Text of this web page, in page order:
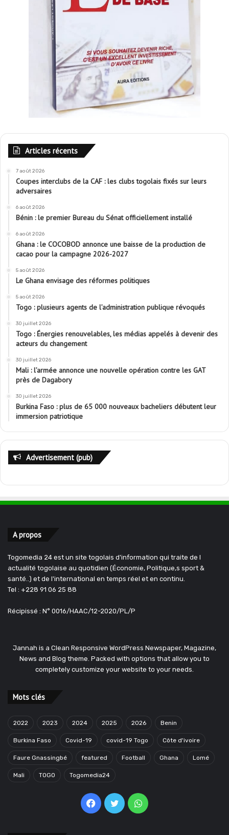
Articles récents
7 août 2026
Coupes interclubs de la CAF : les clubs togolais fixés sur leurs
adversaires
6 août 2026
Bénin : le premier Bureau du Sénat officiellement installé
6 août 2026
Ghana : le COCOBOD annonce une baisse de la production de
cacao pour la campagne 2026-2027
5 août 2026
Le Ghana envisage des réformes politiques
5 août 2026
Togo : plusieurs agents de l’administration publique révoqués
30 juillet 2026
Togo : Énergies renouvelables, les médias appelés à devenir des
acteurs du changement
30 juillet 2026
Mali : l’armée annonce une nouvelle opération contre les GAT
près de Dagabory
30 juillet 2026
Burkina Faso : plus de 65 000 nouveaux bacheliers débutent leur
immersion patriotique
Advertisement (pub)
A propos
Togomedia 24 est un site togolais d'information qui traite de l
actualité togolaise au quotidien (Économie, Politique,s sport &
santé..) et de l'international en temps réel et en continu.
Tel : +228 91 06 25 88
Récipissé : N° 0016/HAAC/12-2020/PL/P
Jannah is a Clean Responsive WordPress Newspaper, Magazine,
News and Blog theme. Packed with options that allow you to
completely customize your website to your needs.
Mots clés
2022 2023 2024 2025 2026 Benin
Burkina Faso Covid-19 covid-19 Togo Côte d'ivoire
Faure Gnassingbé featured Football Ghana Lomé
Mali TOGO Togomedia24
Facebook
TwitterWhatsApp